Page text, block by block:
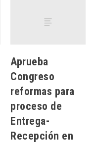
Aprueba
Congreso
reformas para
proceso de
Entrega-
Recepción en